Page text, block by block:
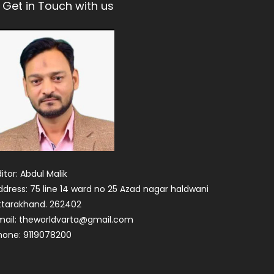
Get in Touch with us
Abdul Malik
75 line 14 ward no 25 Azad nagar haldwani
262402
theworldvarta@gmail.com
9119078200